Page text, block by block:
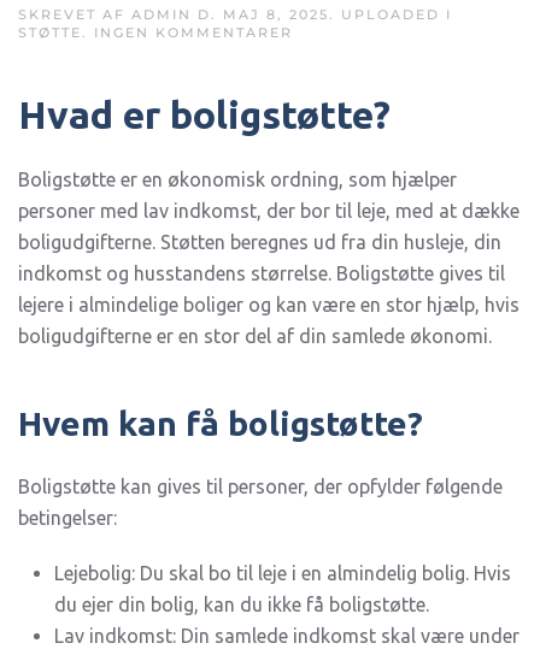
SKREVET AF ADMIN D. MAJ 8, 2025. UPLOADED I
STØTTE. INGEN KOMMENTARER
OG
ANSØGNING
–
SÅDAN
SØGER
Hvad er boligstøtte?
Boligstøtte er en økonomisk ordning, som hjælper
personer med lav indkomst, der bor til leje, med at dække
boligudgifterne. Støtten beregnes ud fra din husleje, din
indkomst og husstandens størrelse. Boligstøtte gives til
lejere i almindelige boliger og kan være en stor hjælp, hvis
boligudgifterne er en stor del af din samlede økonomi.
Hvem kan få boligstøtte?
Boligstøtte kan gives til personer, der opfylder følgende
betingelser:
Lejebolig: Du skal bo til leje i en almindelig bolig. Hvis
du ejer din bolig, kan du ikke få boligstøtte.
Lav indkomst: Din samlede indkomst skal være under